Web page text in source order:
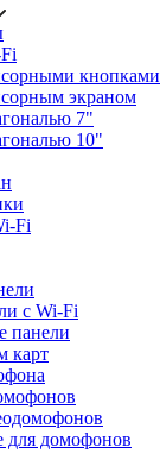
кнопками
экраном
7"
10"
Fi
с Wi-Fi
панели
карт
домофонов